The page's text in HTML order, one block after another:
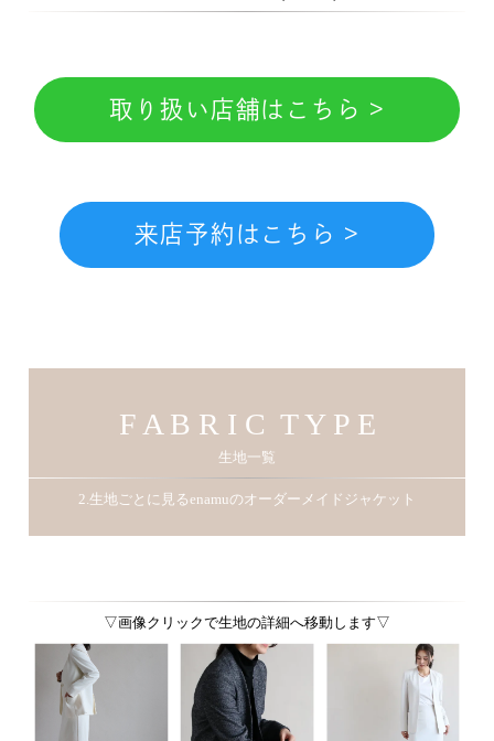
取り扱い店舗はこちら >
来店予約はこちら >
F A B R I C T Y P E
生地一覧
2.生地ごとに見るenamuのオーダーメイドジャケット
▽画像クリックで生地の詳細へ移動します▽